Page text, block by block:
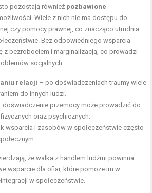
pozostają również pozbawione
Wiele z nich nie ma dostępu do
czy pomocy prawnej, co znacząco utrudnia
Bez odpowiedniego wsparcia
z bezrobociem i marginalizacją, co prowadzi
socjalnych.
relacji – po doświadczeniach traumy wiele
do innych ludzi.
doświadczenie przemocy może prowadzić do
oraz psychicznych.
wsparcia i zasobów w społeczeństwie często
że walka z handlem ludźmi powinna
wsparcie dla ofiar, które pomoże im w
w społeczeństwie.